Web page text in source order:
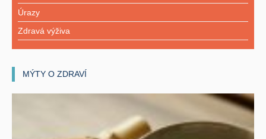
Úrazy
Zdravá výživa
MÝTY O ZDRAVÍ